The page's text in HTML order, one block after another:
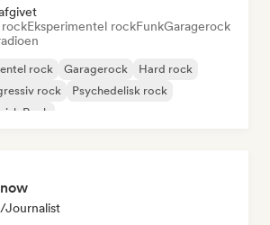
rockEksperimentel rockFunkGaragerock
rock Garagerock
Hard rock
rock
Psychedelisk rock
Rock
journalist